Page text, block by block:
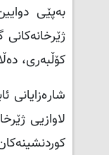
بەپێی
کۆڵبەری،
شارەزایانی
لاوازیی